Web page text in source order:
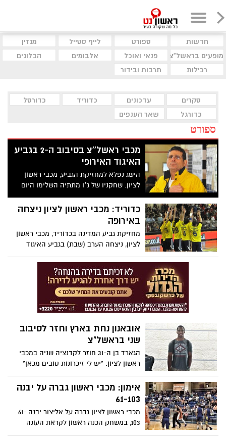
חדשות ספורט לייף סטייל
מגזין
מופעים בראשל"צ
פנאי ואוכל אלבומים
הבלוגים
רכילות
תרבות ובידור
סקרים עדכונים כדוריד
כדורסל
כדורגל
שאר הענפים
ספורט
מכבי ראשל''צ בסיבוב ה-2 בגביע
האיגוד האירופי
הישג נפלא למחזיקת הגביע, מכבי ראשון
לציון. שחקניו של ג׳ו מתתיה השלימו היום
(ראשון) את המשימה והשיגו ניצחון 25:27
(13:12) על IBV אלופת איסלנד והעפילו לסיבוב
השני בגביע האיגוד האירופי, לאחר שניצחו
כדוריד: מכבי ראשון לציון ניצחה
באירופה
מחזיקת גביע המדינה בכדוריד, מכבי ראשון
לציון, ניצחה הערב (שבת) בגביע האיגוד
האירופי בחוץ את IBV אלופת איסלנד 25:30
(11:13) כאשר משחק הגומלין ייערך גם שם
מחר.
אובאנון נחת בארץ וחזר לסיבוב
שני בראשל"צ
הגארד בן ה-31 חוזר לקדנציה שניה במכבי
ראשון לציון: "יש לי זיכרונות טובים מכאן"
אימון: מכבי ראשון גברה על יבנה
61-103
מכבי ראשון לציון גברה על אליצור יבנה 61-
103, במשחק הכנה ראשון לקראת העונה
שפתח. ג'קי קרמייקל וג'רמיס סמית' הובילו